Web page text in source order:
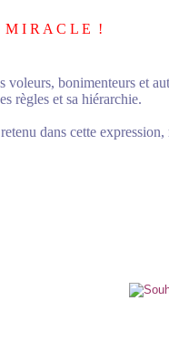
M I R A C L E !
bonimenteurs et
règles et sa hiérarchie.
dans cette